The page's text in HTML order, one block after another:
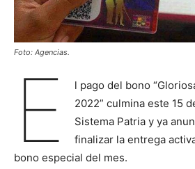
Foto: Agencias.
E
l pago del bono
2022” culmina este 15
Sistema Patria y ya
finalizar la entrega
bono especial del mes.